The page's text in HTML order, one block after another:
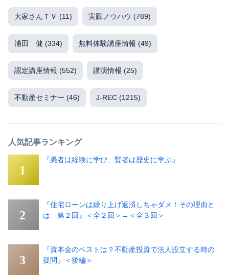
大家さんＴＶ (11) 実践ノウハウ (789)
浦田 健 (334) 無料体験講座情報 (49)
認定講座情報 (552) 講演情報 (25)
不動産セミナー (46) J-REC (1215)
人気記事ランキング
『愚者は経験に学び、賢者は歴史に学ぶ』
『住宅ローンは繰り上げ返済しちゃダメ！その理由と
は 第２回』＜全２回＞→＜全３回＞
『資本金のベストは？不動産投資で法人設立する時の
疑問』＜後編＞